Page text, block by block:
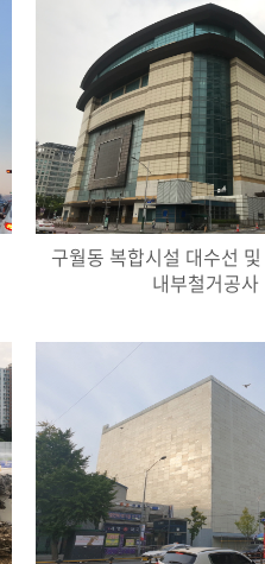
구월동 복합시설 대수선
내부철거공사